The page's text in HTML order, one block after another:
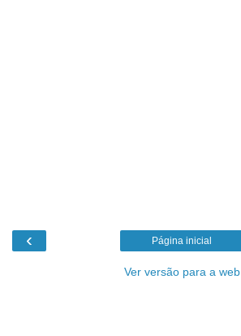
‹ Página inicial
Ver versão para a web